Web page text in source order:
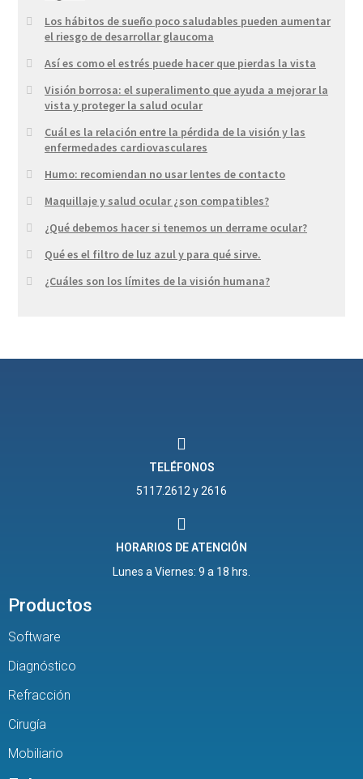
Los hábitos de sueño poco saludables pueden aumentar
el riesgo de desarrollar glaucoma
Así es como el estrés puede hacer que pierdas la vista
Visión borrosa: el superalimento que ayuda a mejorar la
vista y proteger la salud ocular
Cuál es la relación entre la pérdida de la visión y las
enfermedades cardiovasculares
Humo: recomiendan no usar lentes de contacto
Maquillaje y salud ocular ¿son compatibles?
¿Qué debemos hacer si tenemos un derrame ocular?
Qué es el filtro de luz azul y para qué sirve.
¿Cuáles son los límites de la visión humana?
TELÉFONOS
5117.2612 y 2616
HORARIOS DE ATENCIÓN
Lunes a Viernes: 9 a 18 hrs.
Productos
Software
Diagnóstico
Refracción
Cirugía
Mobiliario